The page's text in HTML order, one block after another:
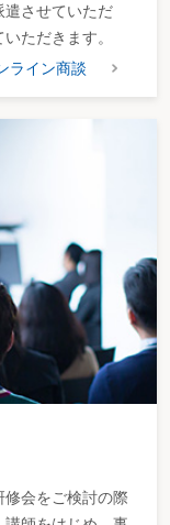
遣させていただ
ただきます。
ライン商談
会をご検討の際